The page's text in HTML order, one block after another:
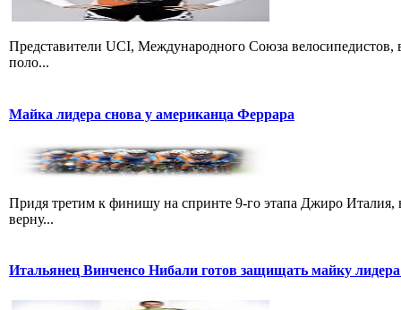
Представители UCI, Международного Союза
поло...
Майка лидера снова у американца Феррара
Придя третим к финишу на спринте 9-го этапа Джиро
верну...
Итальянец Винченсо Нибали готов защищать майку